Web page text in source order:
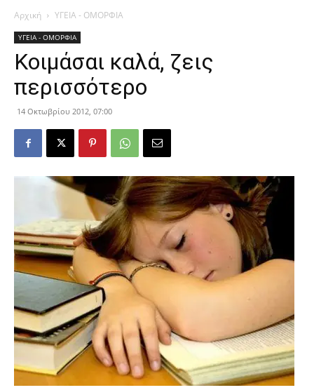
Αρχική ΥΓΕΙΑ - ΟΜΟΡΦΙΑ
ΥΓΕΙΑ - ΟΜΟΡΦΙΑ
Κοιμάσαι καλά, ζεις
περισσότερο
14 Οκτωβρίου 2012, 07:00